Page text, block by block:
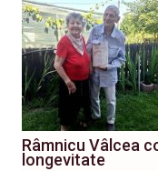
Râmnicu Vâlcea
longevitate